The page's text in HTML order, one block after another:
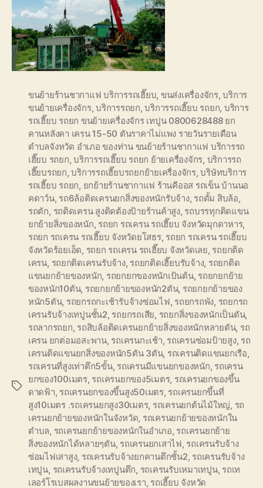
Tags
ขนย้ายร้านชากาแฟ บริการรถเฮี๊ยบ, ขนส่งเครื่องจักร,บริการ
ขนย้ายเครื่องจักร,บริการรถยก,บริการรถเฮี๊ยบ รถยก, บริการ
รถเฮี๊ยบ รถยก ขนย้ายเครื่องจักร เทปูน 0800628488 ยก
คานหลังคา เครน 15-50 ตันราคาไม่แพง รายวันรายเดือน
ตำบลจังหวัด อำเภอ ของท่าน ขนย้ายร้านชากาแฟ บริการรถ
เฮี๊ยบ รถยก,บริการรถเฮี๊ยบ รถยก ย้ายเครื่องจักร, บริการรถ
เฮี๊ยบรถยก,บริการรถเฮี๊ยบรถยกย้ายเครื่องจักร,บริษัทบริการ
รถเฮี๊ยบ รถยก, ยกย้ายร้านชากาแฟ ร้านคีออส รถเข็น บ้านนอ
คดาว์น, รถ6ล้อติดเครนยกสิ่งของหนักรับจ้าง, รถดั้ม สิบล้อ,
รถตัก, รถติดเครน สูงติดต้องป้ายร้านค้าสูง, รถบรรทุกติดแขน
ยกย้ายสิ่งของหนัก, รถยก รถเครน รถเฮี๊ยบ จังหวัดมุกดาหาร,
รถยก รถเครน รถเฮี๊ยบ จังหวัดยโสธร, รถยก รถเครน รถเฮี๊ยบ
จังหวัดร้อยเอ็ด, รถยก รถเครน รถเฮี๊ยบ จังหวัดเลย, รถยกติด
เครน, รถยกติดเครนรับจ้าง, รถยกติดเฮี๊ยบรับจ้าง, รถยกติด
แขนยกย้ายของหนัก, รถยกยกของหนักเป้นต้น, รถยกยกย้าย
ของหนัก10ตัน, รถยกยกย้ายของหนัก2ตัน, รถยกยกย้ายของ
หนัก5ตัน, รถยกรถกะเช้ารับจ้างซ่อมไฟ, รถยกรถพัง, รถยกรถ
เครนรับจ้างเทปูนชั้น2, รถยกรถเสีย, รถยกสิ่งของหนักเป็นตัน,
รถลากรถยก, รถสิบล้อติดเครนยกย้ายสิ่งของหนักหลายตัน, รถ
เครน ยกต่อมอสะพาน, รถเครนกะเช้า, รถเครนซ่อมป้ายสูง, รถ
เครนติดแขนยกสิ่งของหนัก5ตัน 3ตัน, รถเครนติดแขนยกเรือ,
รถเครนที่สูงเท่าตึก5ขั้น, รถเครนมีแขนยกของหนัก, รถเครน
ยกของ100เมตร, รถเครนยกของ5เมตร, รถเครนยกของขึ้น
ดาดฟ้า, รถเครนยกของขึ้นสูง50เมตร, รถเครนยกขึ้นที่
สูง10เมตร .รถเครนยกสูง30เมตร, รถเครนยกต้นไม้ใหญ่, รถ
เครนยกย้ายของหนักในจังหวัด, รถเครนยกย้ายของหนักใน
ตำบล, รถเครนยกย้ายของหนักในอำเภอ, รถเครนยกย้าย
สิ่งของหนักได้หลายๆตัน, รถเครนยกเสาไฟ, รถเครนรับจ้าง
ซ่อมไฟเสาสูง, รถเครนรับจ้างยกคานตึกชั้น2, รถเครนรับจ้าง
เทปูน, รถเครนรับจ้างเทปูนตึก, รถเครนรับเหมาเทปูน, รถเท
เลอร์โรเบสผลงานขนย้ายของเรา, รถเฮี๊ยบ จังหวัด